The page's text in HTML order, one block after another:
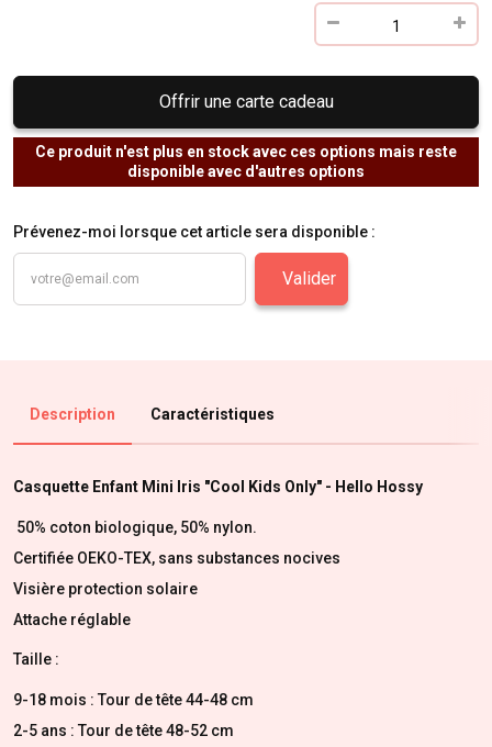
Offrir une carte cadeau
Ce produit n'est plus en stock avec ces options mais reste
disponible avec d'autres options
Prévenez-moi lorsque cet article sera disponible :
Valider
Description Caractéristiques
Casquette Enfant Mini Iris "Cool Kids Only" - Hello Hossy
50% coton biologique, 50% nylon.
Certifiée OEKO-TEX, sans substances nocives
Visière protection solaire
Attache réglable
Taille :
9-18 mois : Tour de tête 44-48 cm
2-5 ans : Tour de tête 48-52 cm